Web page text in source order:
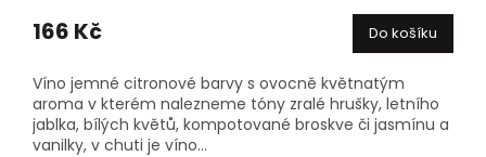
166 Kč Do košíku
Víno jemné citronové barvy s ovocně květnatým
aroma v kterém nalezneme tóny zralé hrušky, letního
jablka, bílých květů, kompotované broskve či jasmínu a
vanilky, v chuti je víno...